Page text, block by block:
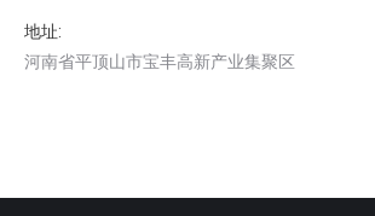
地址:
河南省平顶山市宝丰高新产业集聚区